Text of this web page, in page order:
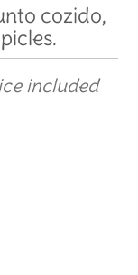
cozido,
included